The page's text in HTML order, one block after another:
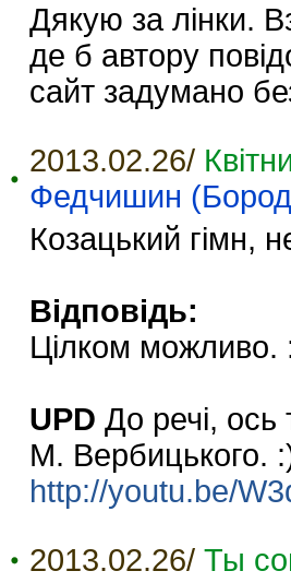
Дякую за лінки.
де б автору
сайт задумано
2013.02.26/
Федчишин
Козацький гімн,
Відповідь:
Цілком можливо.
UPD До речі, ось
М. Вербицького.
http://youtu.be/
2013.02.26/ Ты